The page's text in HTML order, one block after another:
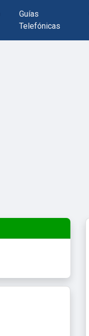
Guías
Telefónicas